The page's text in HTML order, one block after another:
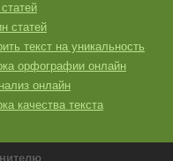
выкинет, - качал головой юнга.
статей
текст на уникальность
орфографии онлайн
онлайн
качества текста